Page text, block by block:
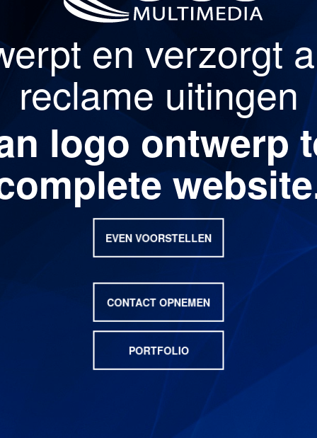
en verzorgt
reclame uitingen
logo ontwerp
EVEN VOORSTELLEN
CONTACT OPNEMEN
PORTFOLIO